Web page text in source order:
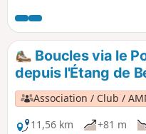
Mireloup.Le circuit ne
particulière malgré la
la région).
Boucles via le
depuis l'Étang de
Association / Club /
11,56 km
+81 m